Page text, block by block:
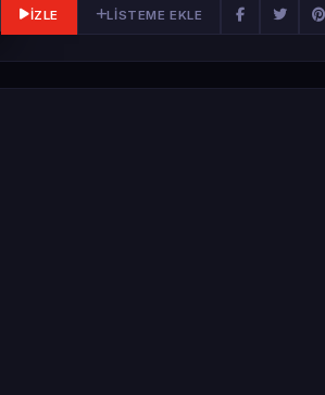
İZLE LISTEME EKLE